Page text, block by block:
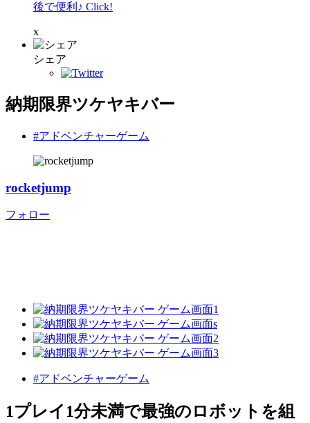
後で便利♪ Click!
x
シェア
納期限界ツケヤキバー
#アドベンチャーゲーム
rocketjump
フォロー
#アドベンチャーゲーム
1プレイ1分未満で最強のロボットを組